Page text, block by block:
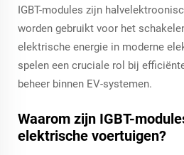
IGBT-modules zijn
worden gebruikt voor het
elektrische energie in moderne
spelen een cruciale rol bij
beheer binnen EV-systemen.
Waarom zijn IGBT-
elektrische voertuigen?